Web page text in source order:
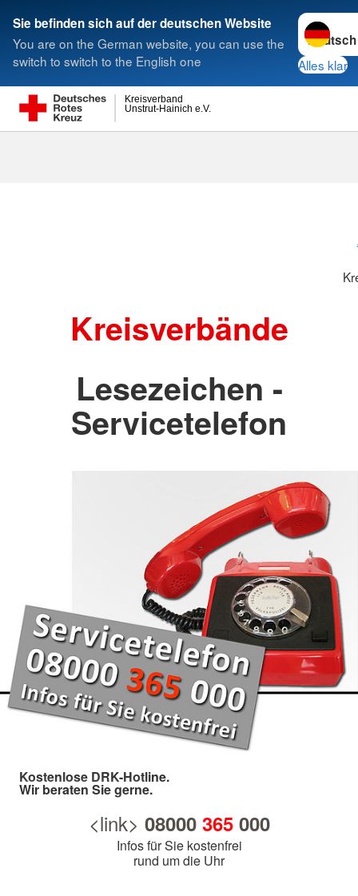
Sie befinden sich auf der deutschen Website
You are on the German website, you can use the
switch to switch to the English one
Sprache
Alles klar
Unstrut-Hainich e.V.
Kreisverband
Suche
Kreisverbände
Lesezeichen -
Servicetelefon
Kostenlose DRK-Hotline.
Wir beraten Sie gerne.
<link> 08000 365000
Infos für Sie kostenfrei
rund um die Uhr